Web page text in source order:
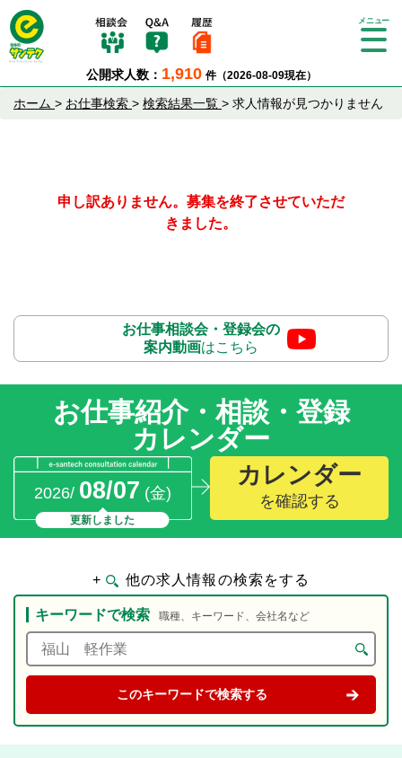
公開求人数： 1,910 件（2026-08-09現在）
Tog
ion
ホーム > お仕事検索 > 検索結果一覧 > 求人情報が見つかりません
申し訳ありません。募集を終了させていただ
きました。
お仕事相談会・登録会の
案内動画はこちら
お仕事紹介・相談・登録
カレンダー
2026/ 08/07 (金)
更新しました
カレンダー
を確認する
+ 他の求人情報の検索をする
キーワードで検索 職種、キーワード、会社名など